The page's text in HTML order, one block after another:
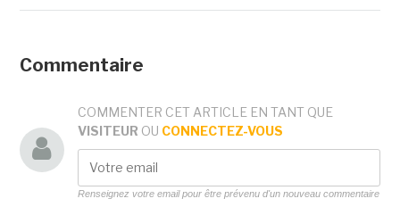
Commentaire
COMMENTER CET ARTICLE EN TANT QUE
VISITEUR OU CONNECTEZ-VOUS
Renseignez votre email pour être prévenu d'un nouveau commentaire